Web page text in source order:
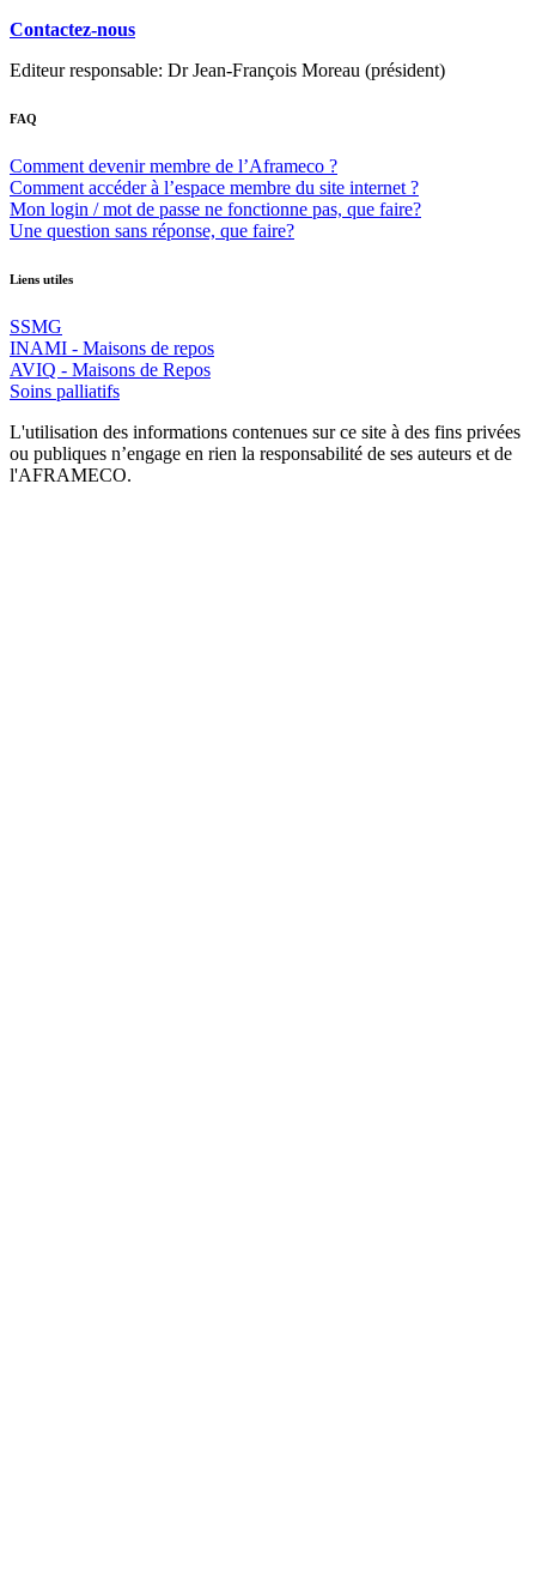
Contactez-nous
Editeur responsable: Dr Jean-François Moreau (président)
FAQ
Comment devenir membre de l’Aframeco ?
Comment accéder à l’espace membre du site internet ?
Mon login / mot de passe ne fonctionne pas, que faire?
Une question sans réponse, que faire?
Liens utiles
SSMG
INAMI - Maisons de repos
AVIQ - Maisons de Repos
Soins palliatifs
L'utilisation des informations contenues sur ce site à des fins privées
ou publiques n’engage en rien la responsabilité de ses auteurs et de
l'AFRAMECO.